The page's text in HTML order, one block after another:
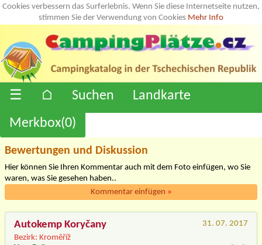
Cookies verbessern das Surferlebnis. Wenn Sie diese Internetseite nutzen,
stimmen Sie der Verwendung von Cookies Mehr Info
☰ ⌂ Suchen
Landkarte
Merkbox(0)
Bewertungen und Diskussion
Hier können Sie Ihren Kommentar auch mit dem Foto einfügen, wo Sie
waren, was Sie gesehen haben..
Kommentar einfügen »
Autokemp Koryčany
Bezirk: Kroměříž
31. 07. 2017